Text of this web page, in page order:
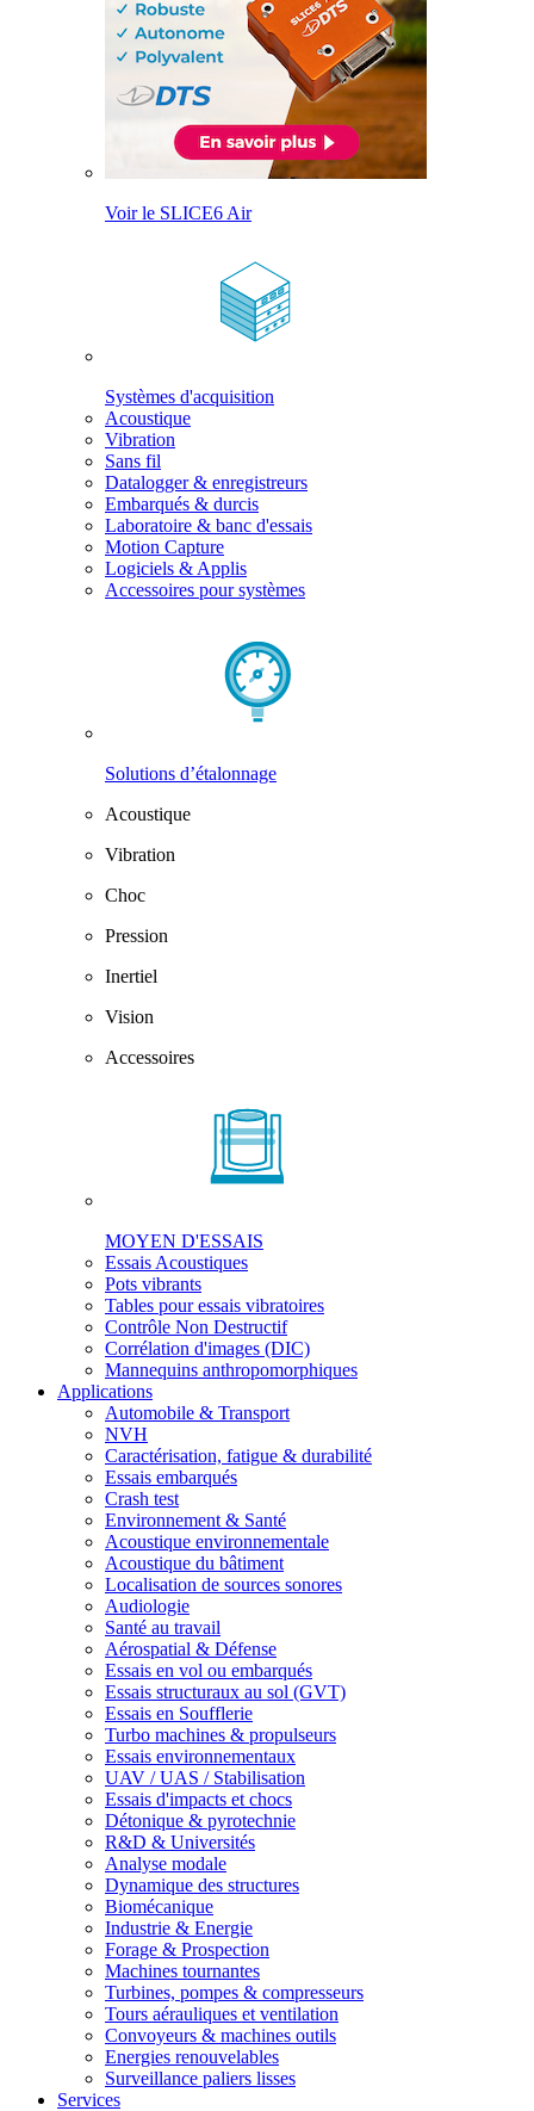
Voir le SLICE6 Air
Systèmes d'acquisition
Acoustique
Vibration
Sans fil
Datalogger & enregistreurs
Embarqués & durcis
Laboratoire & banc d'essais
Motion Capture
Logiciels & Applis
Accessoires pour systèmes
Solutions d’étalonnage
Acoustique
Vibration
Choc
Pression
Inertiel
Vision
Accessoires
MOYEN D'ESSAIS
Essais Acoustiques
Pots vibrants
Tables pour essais vibratoires
Contrôle Non Destructif
Corrélation d'images (DIC)
Mannequins anthropomorphiques
Applications
Automobile & Transport
NVH
Caractérisation, fatigue & durabilité
Essais embarqués
Crash test
Environnement & Santé
Acoustique environnementale
Acoustique du bâtiment
Localisation de sources sonores
Audiologie
Santé au travail
Aérospatial & Défense
Essais en vol ou embarqués
Essais structuraux au sol (GVT)
Essais en Soufflerie
Turbo machines & propulseurs
Essais environnementaux
UAV / UAS / Stabilisation
Essais d'impacts et chocs
Détonique & pyrotechnie
R&D & Universités
Analyse modale
Dynamique des structures
Biomécanique
Industrie & Energie
Forage & Prospection
Machines tournantes
Turbines, pompes & compresseurs
Tours aérauliques et ventilation
Convoyeurs & machines outils
Energies renouvelables
Surveillance paliers lisses
Services